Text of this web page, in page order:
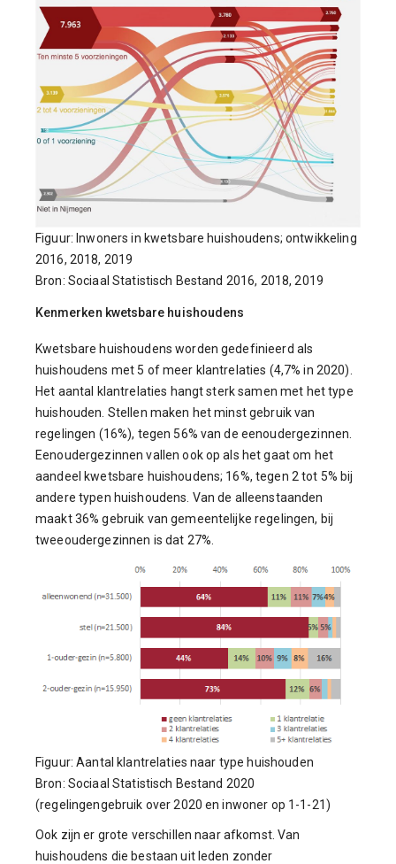
Figuur: Inwoners in kwetsbare huishoudens; ontwikkeling
2016, 2018, 2019
Bron: Sociaal Statistisch Bestand 2016, 2018, 2019
Kenmerken kwetsbare huishoudens
Kwetsbare huishoudens worden gedefinieerd als
huishoudens met 5 of meer klantrelaties (4,7% in 2020).
Het aantal klantrelaties hangt sterk samen met het type
huishouden. Stellen maken het minst gebruik van
regelingen (16%), tegen 56% van de eenoudergezinnen.
Eenoudergezinnen vallen ook op als het gaat om het
aandeel kwetsbare huishoudens; 16%, tegen 2 tot 5% bij
andere typen huishoudens. Van de alleenstaanden
maakt 36% gebruik van gemeentelijke regelingen, bij
tweeoudergezinnen is dat 27%.
Figuur: Aantal klantrelaties naar type huishouden
Bron: Sociaal Statistisch Bestand 2020
(regelingengebruik over 2020 en inwoner op 1-1-21)
Ook zijn er grote verschillen naar afkomst. Van
huishoudens die bestaan uit leden zonder